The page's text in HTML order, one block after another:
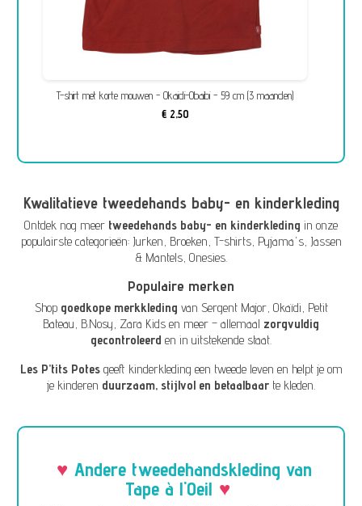
T-shirt met korte mouwen - Okaidi-Obaibi - 59 cm (3 maanden)
€ 2,50
Kwalitatieve tweedehands baby- en kinderkleding
Ontdek nog meer tweedehands baby- en kinderkleding in onze
populairste categorieën: Jurken, Broeken, T-shirts, Pyjama's, Jassen
& Mantels, Onesies.
Populaire merken
Shop goedkope merkkleding van Sergent Major, Okaïdi, Petit
Bateau, B.Nosy, Zara Kids en meer – allemaal zorgvuldig
gecontroleerd en in uitstekende staat.
Les P’tits Potesgeeft kinderkleding een tweede leven en helpt je om
je kinderen duurzaam, stijlvol en betaalbaar te kleden.
Andere tweedehandskleding van
Tape à l'Oeil